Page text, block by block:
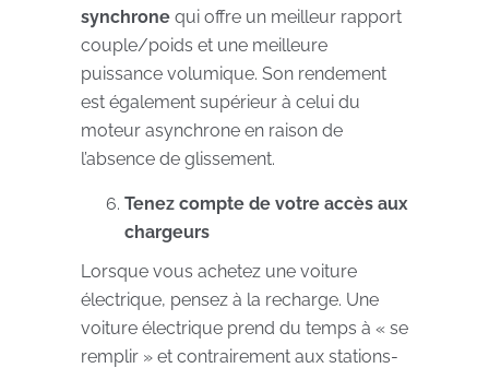
synchrone qui offre un meilleur rapport
couple/poids et une meilleure
puissance volumique. Son rendement
est également supérieur à celui du
moteur asynchrone en raison de
l’absence de glissement.
Tenez compte de votre accès aux
chargeurs
Lorsque vous achetez une voiture
électrique, pensez à la recharge. Une
voiture électrique prend du temps à « se
remplir » et contrairement aux stations-